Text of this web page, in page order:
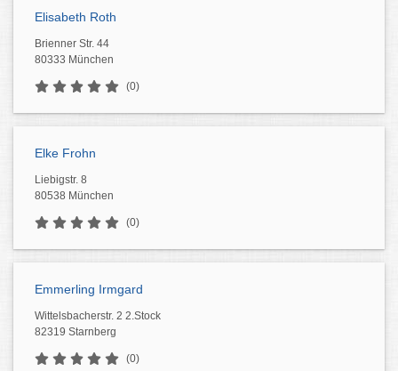
Elisabeth Roth
Brienner Str. 44
80333 München
(0)
Elke Frohn
Liebigstr. 8
80538 München
(0)
Emmerling Irmgard
Wittelsbacherstr. 2 2.Stock
82319 Starnberg
(0)